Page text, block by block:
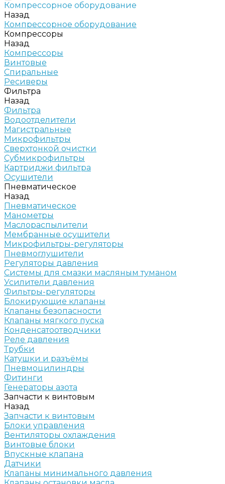
Компрессорное оборудование
Назад
Компрессорное оборудование
Компрессоры
Назад
Компрессоры
Винтовые
Спиральные
Ресиверы
Фильтра
Назад
Фильтра
Водоотделители
Магистральные
Микрофильтры
Сверхтонкой очистки
Субмикрофильтры
Картриджи фильтра
Осушители
Пневматическое
Назад
Пневматическое
Манометры
Маслораспылители
Мембранные осушители
Микрофильтры-регуляторы
Пневмоглушители
Регуляторы давления
Системы для смазки масляным туманом
Усилители давления
Фильтры-регуляторы
Блокирующие клапаны
Клапаны безопасности
Клапаны мягкого пуска
Конденсатоотводчики
Реле давления
Трубки
Катушки и разъёмы
Пневмоцилиндры
Фитинги
Генераторы азота
Запчасти к винтовым
Назад
Запчасти к винтовым
Блоки управления
Вентиляторы охлаждения
Винтовые блоки
Впускные клапана
Датчики
Клапаны минимального давления